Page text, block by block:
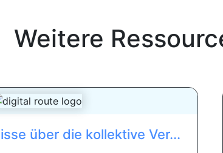
Weitere
über die kollektive Ver...